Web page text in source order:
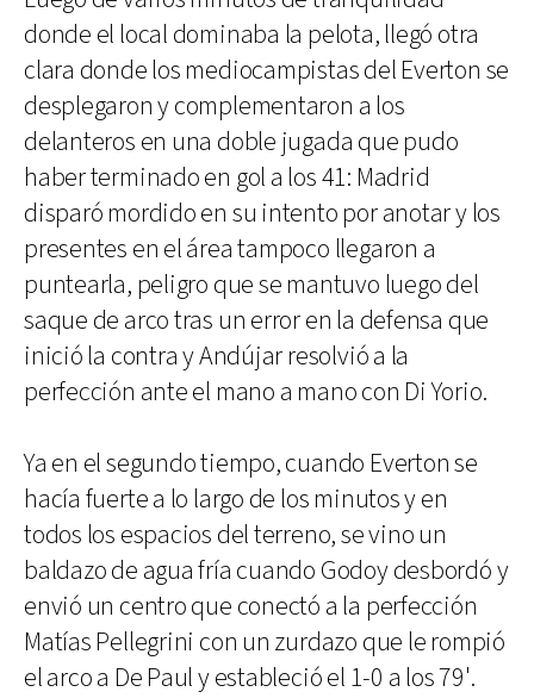
donde el local dominaba la pelota, llegó otra
clara donde los mediocampistas del Everton se
desplegaron y complementaron a los
delanteros en una doble jugada que pudo
haber terminado en gol a los 41: Madrid
disparó mordido en su intento por anotar y los
presentes en el área tampoco llegaron a
puntearla, peligro que se mantuvo luego del
saque de arco tras un error en la defensa que
inició la contra y Andújar resolvió a la
perfección ante el mano a mano con Di Yorio.
Ya en el segundo tiempo, cuando Everton se
hacía fuerte a lo largo de los minutos y en
todos los espacios del terreno, se vino un
baldazo de agua fría cuando Godoy desbordó y
envió un centro que conectó a la perfección
Matías Pellegrini con un zurdazo que le rompió
el arco a De Paul y estableció el 1-0 a los 79'.